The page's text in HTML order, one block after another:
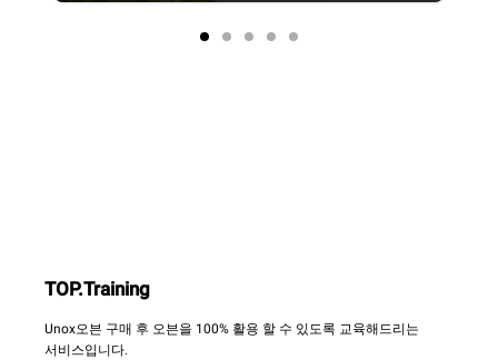
TOP.Training
Unox오븐 구매 후 오븐을 100% 활용 할 수 있도록 교육해드리는
서비스입니다.